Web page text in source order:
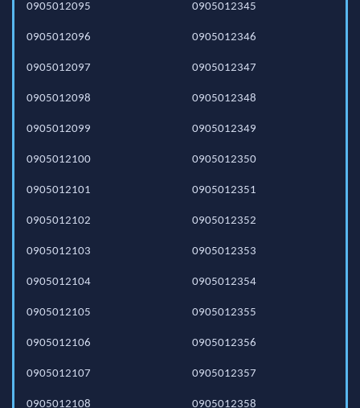
0905012095
0905012096
0905012097
0905012098
0905012099
0905012100
0905012101
0905012102
0905012103
0905012104
0905012105
0905012106
0905012107
0905012108
0905012345
0905012346
0905012347
0905012348
0905012349
0905012350
0905012351
0905012352
0905012353
0905012354
0905012355
0905012356
0905012357
0905012358